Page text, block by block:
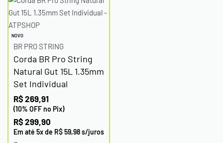
NOVO
BR PRO STRING
Corda BR Pro String
Natural Gut 15L 1.35mm
Set Individual
R$ 269,91
(10% OFF no Pix)
R$ 299,90
Em até 5x de R$59,98s/juros